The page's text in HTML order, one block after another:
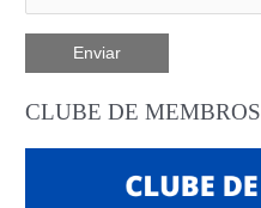
CLUBE DE MEMBROS